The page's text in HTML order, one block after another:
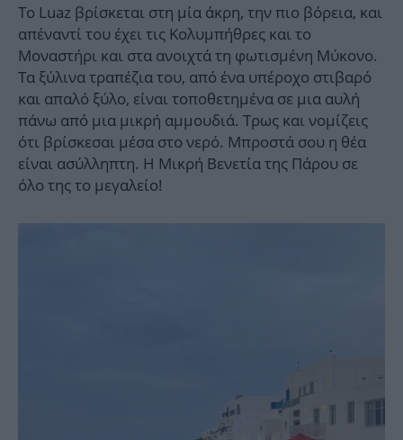
Το Luaz βρίσκεται στη μία άκρη, την πιο βόρεια, και
απέναντί του έχει τις Κολυμπήθρες και το
Μοναστήρι και στα ανοιχτά τη φωτισμένη Μύκονο.
Τα ξύλινα τραπέζια του, από ένα υπέροχο στιβαρό
και απαλό ξύλο, είναι τοποθετημένα σε μια αυλή
πάνω από μια μικρή αμμουδιά. Τρως και νομίζεις
ότι βρίσκεσαι μέσα στο νερό. Μπροστά σου η θέα
είναι ασύλληπτη. Η Μικρή Βενετία της Πάρου σε
όλο της το μεγαλείο!